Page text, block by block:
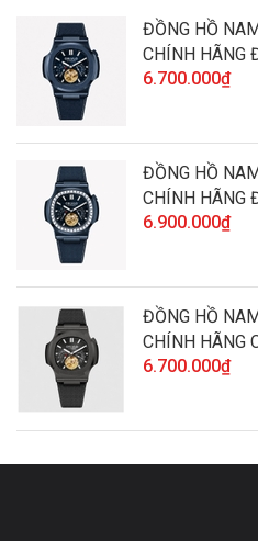
ĐỒNG HỒ
CHÍNH HÃNG
LƯỢNG
6.700.000₫
ĐỒNG HỒ
CHÍNH HÃNG
LƯỢNG
6.900.000₫
ĐỒNG HỒ
CHÍNH HÃNG
6.700.000₫